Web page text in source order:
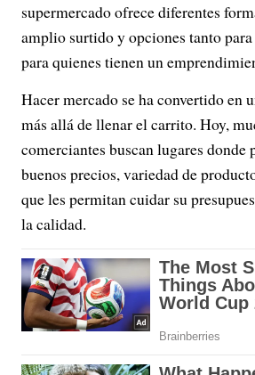
supermercado ofrece diferentes
amplio surtido y opciones tanto
para quienes tienen un
Hacer mercado se ha convertido en
más allá de llenar el carrito. Hoy,
comerciantes buscan lugares donde
buenos precios, variedad de
que les permitan cuidar su
la calidad.